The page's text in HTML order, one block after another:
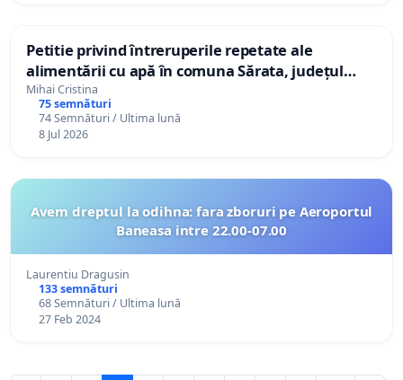
Petitie privind întreruperile repetate ale
alimentării cu apă în comuna Sărata, județul
Bacău
Mihai Cristina
75 semnături
74 Semnături / Ultima lună
8 Jul 2026
Avem dreptul la odihna: fara zboruri pe Aeroportul
Baneasa intre 22.00-07.00
Laurentiu Dragusin
133 semnături
68 Semnături / Ultima lună
27 Feb 2024